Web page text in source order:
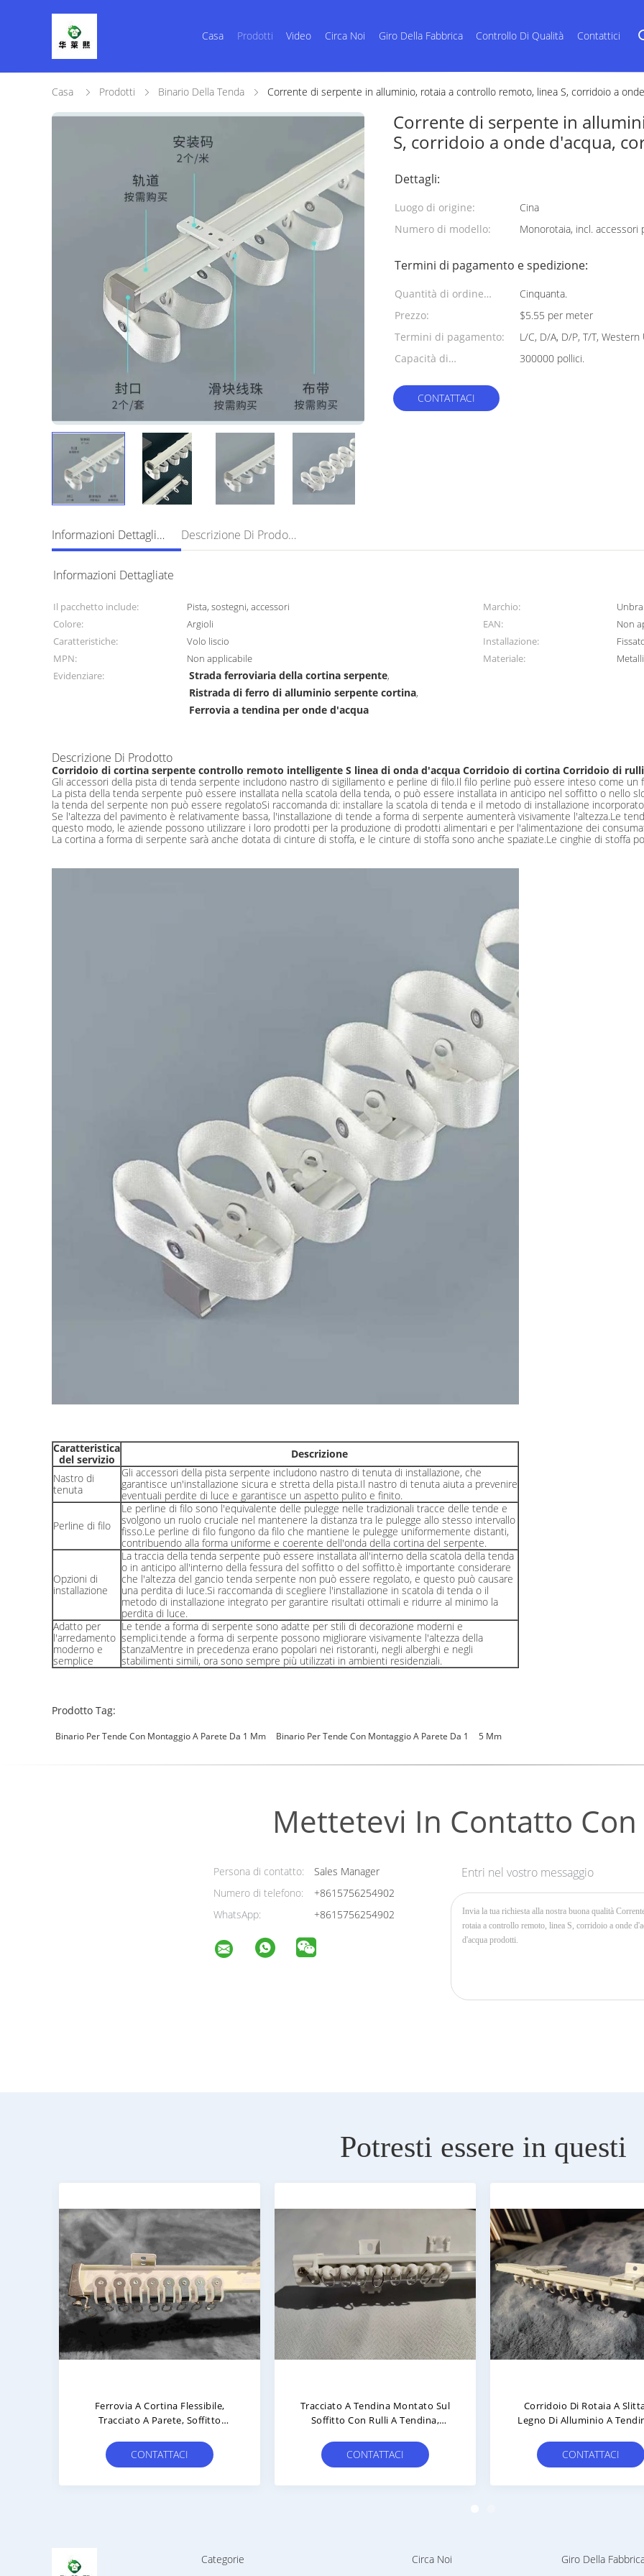
Casa Prodotti Video Circa Noi Giro Della Fabbrica Controllo Di Qualità Contattici
Casa Prodotti Binario Della Tenda Corrente di serpente in alluminio, rotaia a controllo remoto, linea S, corridoio a
Corrente di serpente in
S, corridoio a onde d'acqua,
Dettagli:
Luogo di origine:
Cina
Numero di modello:
Monorotaia, incl.
Termini di pagamento e spedizione:
Quantità di ordine
minimo:
Cinquanta.
Prezzo:
$5.55 per meter
Termini di pagamento:
L/C, D/A, D/P, T/T,
Capacità di
300000 pollici.
CONTATTACI
Informazioni Dettagliate Descrizione Di Prodotto
Informazioni Dettagliate
Il pacchetto include: Pista, sostegni, accessori Marchio:
Colore:
Argioli EAN:
Non
Caratteristiche:
Volo liscio Installazione:
MPN:
Non applicabile Materiale:
Metalli
Evidenziare:
Strada ferroviaria della cortina serpente,
Ristrada di ferro di alluminio serpente cortina,
Ferrovia a tendina per onde d'acqua
Descrizione Di Prodotto
Corridoio di cortina serpente controllo remoto intelligente S linea di onda d'acqua Corridoio di cortina Corridoio di
Gli accessori della pista di tenda serpente includono nastro di sigillamento e perline di filo.Il filo perline può essere inteso come un
La pista della tenda serpente può essere installata nella scatola della tenda, o può essere installata in anticipo nel soffitto o nello
la tenda del serpente non può essere regolatoSi raccomanda di: installare la scatola di tenda e il metodo di installazione
Se l'altezza del pavimento è relativamente bassa, l'installazione di tende a forma di serpente aumenterà visivamente l'altezza.Le
questo modo, le aziende possono utilizzare i loro prodotti per la produzione di prodotti alimentari e per l'alimentazione dei
La cortina a forma di serpente sarà anche dotata di cinture di stoffa, e le cinture di stoffa sono anche spaziate.Le cinghie di stoffa
Caratteristica
del servizio
Descrizione
Nastro di
tenuta
Gli accessori della pista serpente includono nastro di tenuta di installazione, che
garantisce un'installazione sicura e stretta della pista.Il nastro di tenuta aiuta a prevenire
eventuali perdite di luce e garantisce un aspetto pulito e finito.
Perline di filo
Le perline di filo sono l'equivalente delle pulegge nelle tradizionali tracce delle tende e
svolgono un ruolo cruciale nel mantenere la distanza tra le pulegge allo stesso intervallo
fisso.Le perline di filo fungono da filo che mantiene le pulegge uniformemente distanti,
contribuendo alla forma uniforme e coerente dell'onda della cortina del serpente.
Opzioni di
installazione
La traccia della tenda serpente può essere installata all'interno della scatola della tenda
o in anticipo all'interno della fessura del soffitto o del soffitto.è importante considerare
che l'altezza del gancio tenda serpente non può essere regolato, e questo può causare
una perdita di luce.Si raccomanda di scegliere l'installazione in scatola di tenda o il
metodo di installazione integrato per garantire risultati ottimali e ridurre al minimo la
perdita di luce.
Adatto per
l'arredamento
moderno e
semplice
Le tende a forma di serpente sono adatte per stili di decorazione moderni e
semplici.tende a forma di serpente possono migliorare visivamente l'altezza della
stanzaMentre in precedenza erano popolari nei ristoranti, negli alberghi e negli
stabilimenti simili, ora sono sempre più utilizzati in ambienti residenziali.
Prodotto Tag:
Binario Per Tende Con Montaggio A Parete Da 1 Mm Binario Per Tende Con Montaggio A Parete Da 1 5 Mm
Mettetevi In ​​contatto
Persona di contatto:
Sales Manager
Numero di telefono:
+8615756254902
WhatsApp:
+8615756254902
Entri nel vostro messaggio
Potresti essere in questi
Aluminio Legatura Finestra A
Sfilata Curva A Forma Di L A
Bendable Track Rod
CONTATTACI
Ristrada Di Corrimano Di
Alluminio In Lega Di Alluminio
Silenziosa Doppia Traccia Singola
CONTATTACI
Legatura Di Alluminio
Curtain Rail Traccia
CONTATTACI
Categorie Circa Noi Giro Della